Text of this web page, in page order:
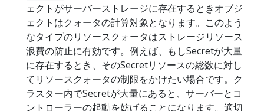
ェクトがサーバーストレージに存在するときオブジ
ェクトはクォータの計算対象となります。このよう
なタイプのリソースクォータはストレージリソース
浪費の防止に有効です。例えば、もしSecretが大量
に存在するとき、そのSecretリソースの総数に対し
てリソースクォータの制限をかけたい場合です。ク
ラスター内でSecretが大量にあると、サーバーとコ
ントローラーの起動を妨げることになります。適切